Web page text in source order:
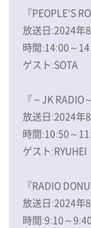
『PEOPLE‘S
放送日:2024年
時間:14:00～
ゲスト:SOTA
『～JK RADIO
放送日:2024年
時間:10:50～
ゲスト:RYUHEI
『RADIO
放送日:2024年
時間:9:10～